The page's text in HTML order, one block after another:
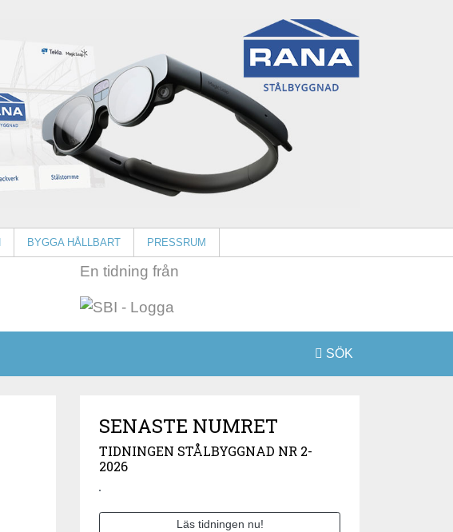
BYGGA HÅLLBART PRESSRUM
En tidning från
SÖK
SENASTE NUMRET
TIDNINGEN STÅLBYGGNAD NR 2-
2026
Läs tidningen nu!